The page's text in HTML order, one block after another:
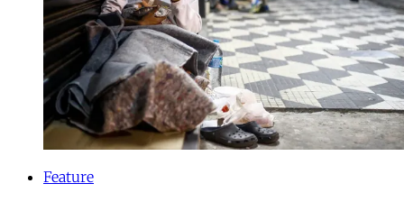
Feature